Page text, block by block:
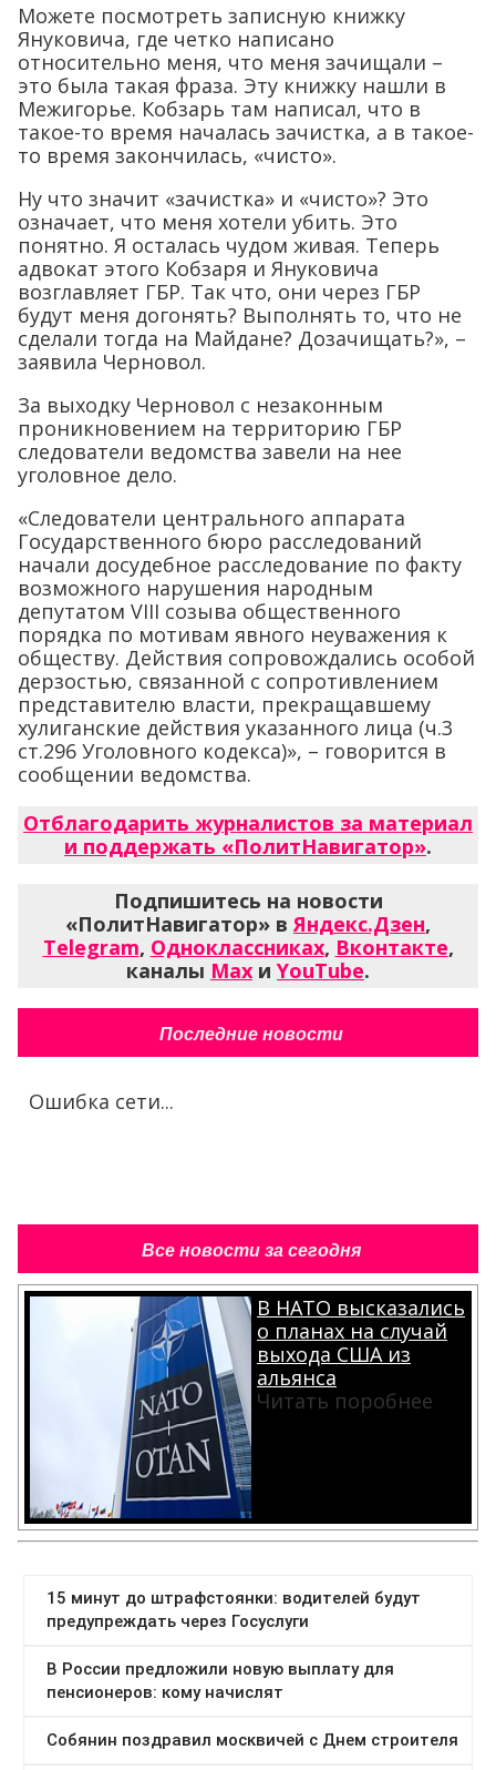
Можете посмотреть записную книжку
Януковича, где четко написано
относительно меня, что меня зачищали –
это была такая фраза. Эту книжку нашли в
Межигорье. Кобзарь там написал, что в
такое-то время началась зачистка, а в такое-
то время закончилась, «чисто».
Ну что значит «зачистка» и «чисто»? Это
означает, что меня хотели убить. Это
понятно. Я осталась чудом живая. Теперь
адвокат этого Кобзаря и Януковича
возглавляет ГБР. Так что, они через ГБР
будут меня догонять? Выполнять то, что не
сделали тогда на Майдане? Дозачищать?», –
заявила Черновол.
За выходку Черновол с незаконным
проникновением на территорию ГБР
следователи ведомства завели на нее
уголовное дело.
«Следователи центрального аппарата
Государственного бюро расследований
начали досудебное расследование по факту
возможного нарушения народным
депутатом VIII созыва общественного
порядка по мотивам явного неуважения к
обществу. Действия сопровождались особой
дерзостью, связанной с сопротивлением
представителю власти, прекращавшему
хулиганские действия указанного лица (ч.3
ст.296 Уголовного кодекса)», – говорится в
сообщении ведомства.
Отблагодарить журналистов за материал
и поддержать «ПолитНавигатор».
Подпишитесь на новости
«ПолитНавигатор» вЯндекс.Дзен,
Telegram, Одноклассниках, Вконтакте,
каналы Max и YouTube.
Последние новости
Ошибка сети...
Все новости за сегодня
В НАТО высказались
о планах на случай
выхода США из
альянса
Читать поробнее